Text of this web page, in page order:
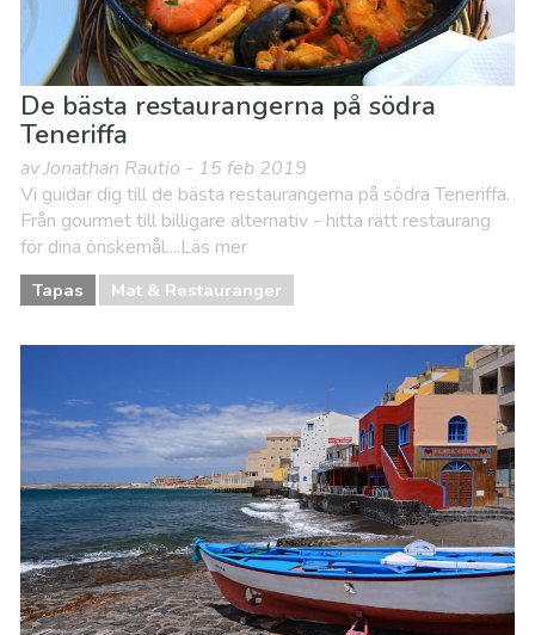
De bästa restaurangerna på södra
Teneriffa
av Jonathan Rautio - 15 feb 2019
Vi guidar dig till de bästa restaurangerna på södra Teneriffa.
Från gourmet till billigare alternativ - hitta rätt restaurang
för dina önskemål....Läs mer
Tapas Mat & Restauranger